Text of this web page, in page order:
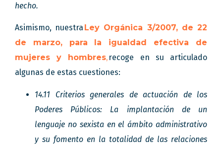
hecho.
Asimismo, nuestra Ley Orgánica 3/2007, de 22
de marzo, para la igualdad efectiva de
mujeres y hombres, recoge en su articulado
algunas de estas cuestiones:
14.11 Criterios generales de actuación de los
Poderes Públicos: La implantación de un
lenguaje no sexista en el ámbito administrativo
y su fomento en la totalidad de las relaciones